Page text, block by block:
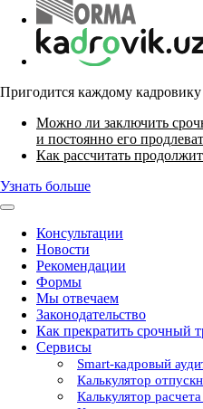
Пригодится каждому кадровику
Можно ли заключить
и постоянно его
Как рассчитать
Узнать больше
Консультации
Новости
Рекомендации
Формы
Мы отвечаем
Законодательство
Как прекратить срочный
Сервисы
Smart-кадровый
Калькулятор
Калькулятор